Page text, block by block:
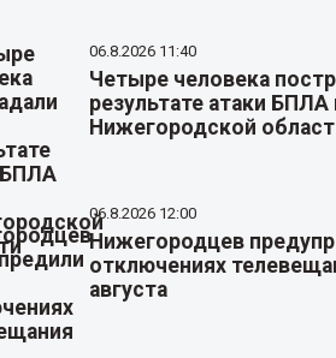
06.8.2026 11:40
Четыре человека
результате атаки БПЛА
Нижегородской
06.8.2026 12:00
Нижегородцев
отключениях
августа